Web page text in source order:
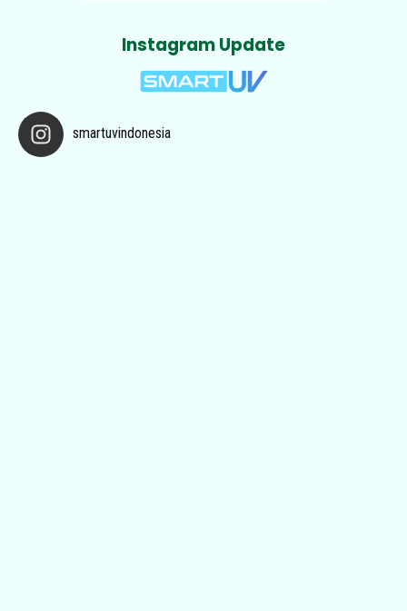
Instagram Update
smartuvindonesia